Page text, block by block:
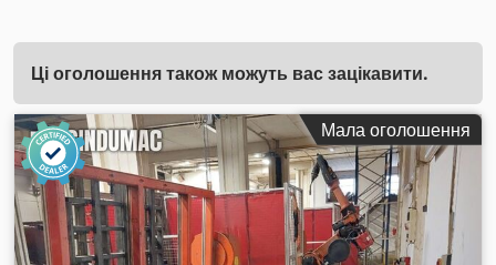
Ці оголошення також можуть вас зацікавити.
Мала оголошення